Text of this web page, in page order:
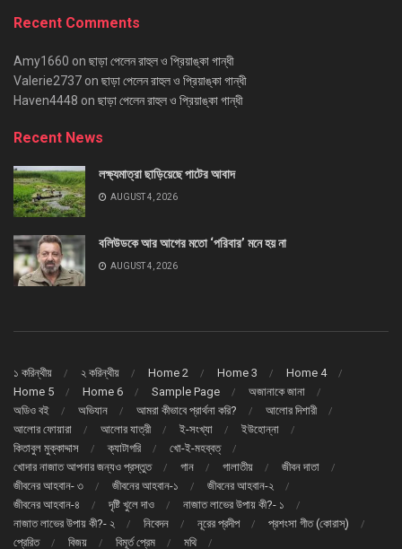
Recent Comments
Amy1660 on ছাড়া পেলেন রাহুল ও প্রিয়াঙ্কা গান্ধী
Valerie2737 on ছাড়া পেলেন রাহুল ও প্রিয়াঙ্কা গান্ধী
Haven4448 on ছাড়া পেলেন রাহুল ও প্রিয়াঙ্কা গান্ধী
Recent News
লক্ষ্যমাত্রা ছাড়িয়েছে পাটের আবাদ
AUGUST 4, 2026
বলিউডকে আর আগের মতো ‘পরিবার’ মনে হয় না
AUGUST 4, 2026
১ করিন্থীয় ২ করিন্থীয় Home 2 Home 3
Home 4
Home 5
Home 6 Sample Page
অজানাকে জানা
অডিও বই
অভিযান আমরা কীভাবে প্রার্থনা করি?
আলোর দিশারী
আলোর ফোয়ারা
আলোর যাত্রী ই-সংখ্যা
ইউহোন্না
কিতাবুল মুক্কাদ্দাস
ক্যাটাগরি
খো-ই-মহব্বত্
খোদার নাজাত আপনার জন্যও প্রস্তুত
গান গালাতীয়
জীবন দাতা
জীবনের আহবান- ৩
জীবনের আহবান-১
জীবনের আহবান-২
জীবনের আহবান-৪
দৃষ্টি খুলে দাও
নাজাত লাভের উপায় কী?- ১
নাজাত লাভের উপায় কী?- ২
নিবেদন নূরের প্রদীপ
প্রশংসা গীত (কোরাস্)
প্রেরিত
বিজয় বিমূর্ত প্রেম মথি